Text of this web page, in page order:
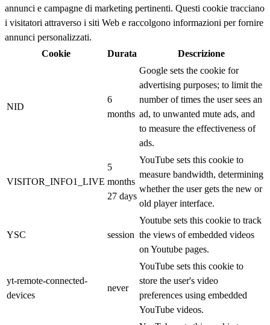
annunci e campagne di marketing pertinenti. Questi cookie tracciano
i visitatori attraverso i siti Web e raccolgono informazioni per fornire
annunci personalizzati.
Cookie
Durata Descrizione
NID
6
months
Google sets the cookie for
advertising purposes; to limit the
number of times the user sees an
ad, to unwanted mute ads, and
to measure the effectiveness of
ads.
VISITOR_INFO1_LIVE
5
months
27 days
YouTube sets this cookie to
measure bandwidth, determining
whether the user gets the new or
old player interface.
YSC session
Youtube sets this cookie to track
the views of embedded videos
on Youtube pages.
yt-remote-connected-
devices
never
YouTube sets this cookie to
store the user's video
preferences using embedded
YouTube videos.